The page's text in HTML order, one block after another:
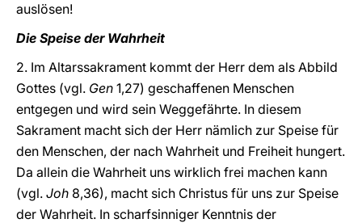
auslösen!
Die Speise der Wahrheit
2. Im Altarssakrament kommt der Herr dem als Abbild
Gottes (vgl. Gen 1,27) geschaffenen Menschen
entgegen und wird sein Weggefährte. In diesem
Sakrament macht sich der Herr nämlich zur Speise für
den Menschen, der nach Wahrheit und Freiheit hungert.
Da allein die Wahrheit uns wirklich frei machen kann
(vgl. Joh 8,36), macht sich Christus für uns zur Speise
der Wahrheit. In scharfsinniger Kenntnis der